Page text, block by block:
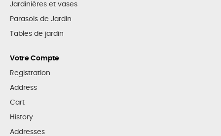
Jardinières et vases
Parasols de Jardin
Tables de jardin
Votre Compte
Registration
Address
Cart
History
Addresses